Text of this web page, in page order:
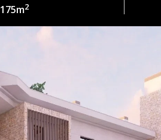
175m2